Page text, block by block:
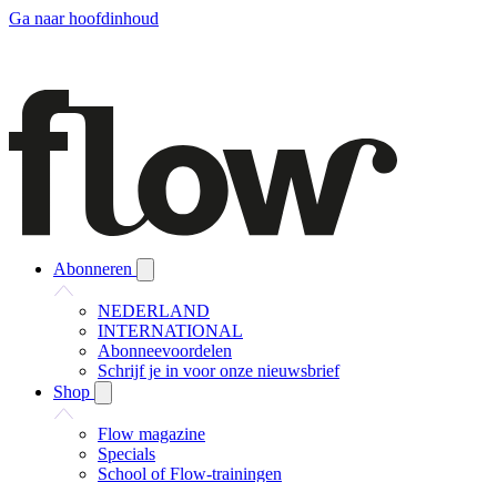
Ga naar hoofdinhoud
Abonneren
NEDERLAND
INTERNATIONAL
Abonneevoordelen
Schrijf je in voor onze nieuwsbrief
Shop
Flow magazine
Specials
School of Flow-trainingen